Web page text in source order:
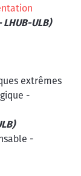
ULB)
extrêmes
-
-